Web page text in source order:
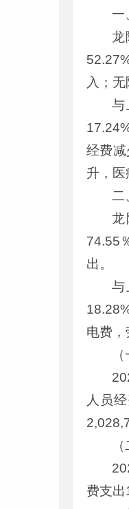
一
龙
入；
与
经费
升，
二
龙
74.55
出。
与
电费
人员
费支出